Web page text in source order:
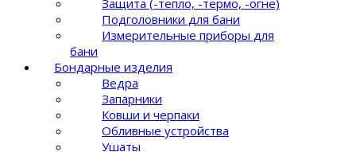
Подголовники для бани
Измерительные приборы для
бани
Бондарные изделия
Ведра
Запарники
Ковши и черпаки
Обливные устройства
Ушаты